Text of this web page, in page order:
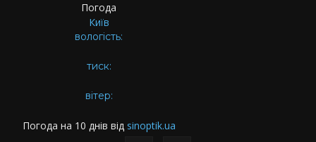
Погода
Київ
вологість:
тиск:
вітер:
Погода на 10 днів від sinoptik.ua